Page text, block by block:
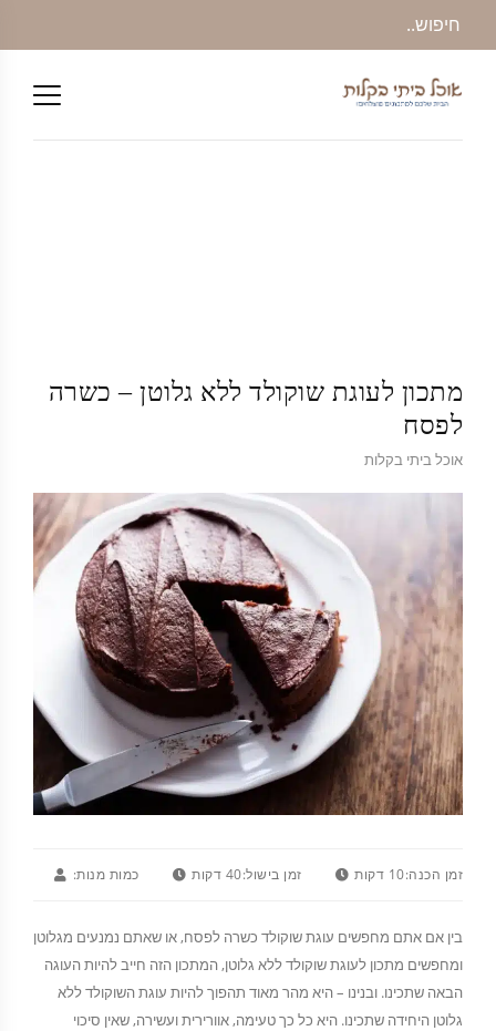
מתכון לעוגת שוקולד ללא גלוטן – כשרה
לפסח
אוכל ביתי בקלות
זמן הכנה:10 דקות זמן בישול:40 דקות כמות מנות:
בין אם אתם מחפשים עוגת שוקולד כשרה לפסח, או שאתם נמנעים מגלוטן
ומחפשים מתכון לעוגת שוקולד ללא גלוטן, המתכון הזה חייב להיות העוגה
הבאה שתכינו. ובנינו – היא מהר מאוד תהפוך להיות עוגת השוקולד ללא
גלוטן היחידה שתכינו. היא כל כך טעימה, אוורירית ועשירה, שאין סיכוי